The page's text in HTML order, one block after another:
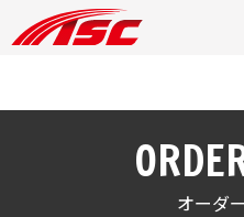
オーダ